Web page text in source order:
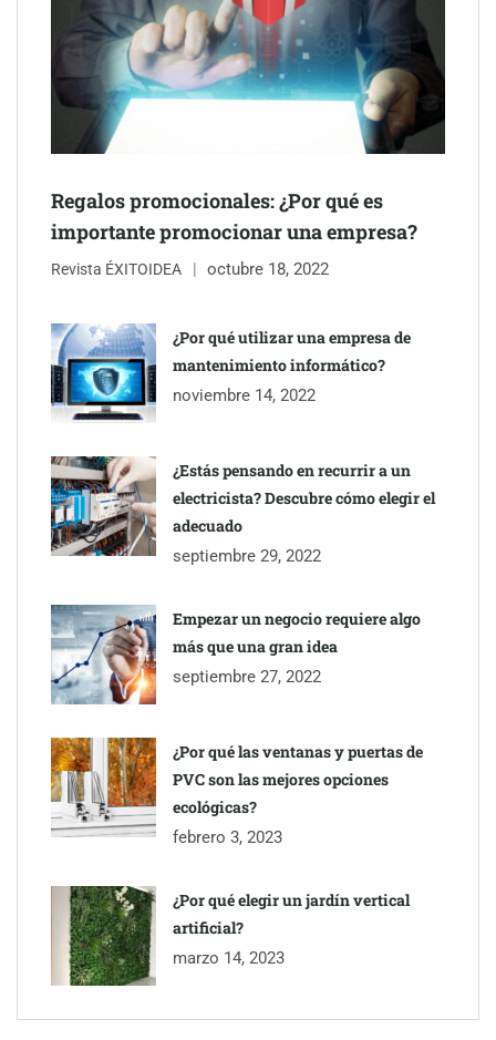
Schaeffler mejora su rentabilidad en el primer semestre de 2026
NOVA: innovación y diseño que transforman espacios de la
mano de Tormo Franquicias
Regalos promocionales: ¿Por qué es
importante promocionar una empresa?
Revista ÉXITOIDEA octubre 18, 2022
¿Por qué utilizar una empresa de
mantenimiento informático?
noviembre 14, 2022
¿Estás pensando en recurrir a un
electricista? Descubre cómo elegir el
adecuado
septiembre 29, 2022
Empezar un negocio requiere algo
más que una gran idea
septiembre 27, 2022
¿Por qué las ventanas y puertas de
PVC son las mejores opciones
ecológicas?
febrero 3, 2023
¿Por qué elegir un jardín vertical
artificial?
marzo 14, 2023